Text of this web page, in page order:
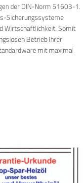
der DIN-Norm 51603-1.
Sicherungssysteme
Wirtschaftlichkeit. Somit
Betrieb Ihrer
mit maximal